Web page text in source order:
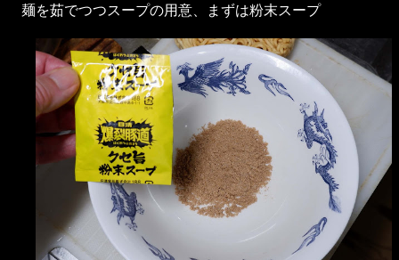
麺を茹でつつスープの用意、まずは粉末スープ